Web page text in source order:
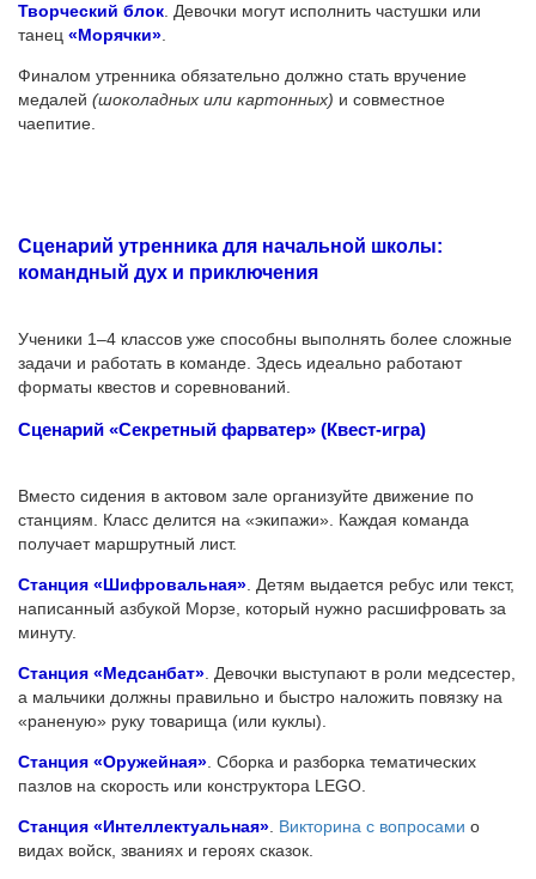
Творческий блок. Девочки могут исполнить частушки или
танец «Морячки».
Финалом утренника обязательно должно стать вручение
медалей (шоколадных или картонных) и совместное
чаепитие.
Сценарий утренника для начальной школы:
командный дух и приключения
Ученики 1–4 классов уже способны выполнять более сложные
задачи и работать в команде. Здесь идеально работают
форматы квестов и соревнований.
Сценарий «Секретный фарватер» (Квест-игра)
Вместо сидения в актовом зале организуйте движение по
станциям. Класс делится на «экипажи». Каждая команда
получает маршрутный лист.
Станция «Шифровальная» . Детям выдается ребус или текст,
написанный азбукой Морзе, который нужно расшифровать за
минуту.
Станция «Медсанбат» . Девочки выступают в роли медсестер,
а мальчики должны правильно и быстро наложить повязку на
«раненую» руку товарища (или куклы).
Станция «Оружейная» . Сборка и разборка тематических
пазлов на скорость или конструктора LEGO.
Станция «Интеллектуальная» Викторина с вопросами о
видах войск, званиях и героях сказок.